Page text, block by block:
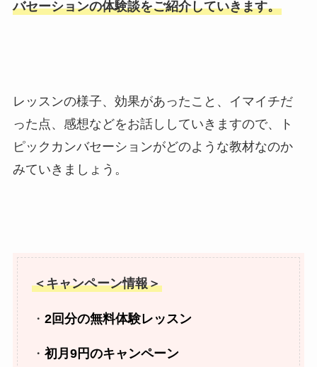
バセーションの体験談をご紹介していきます。
レッスンの様子、効果があったこと、イマイチだ
った点、感想などをお話ししていきますので、ト
ピックカンバセーションがどのような教材なのか
みていきましょう。
＜キャンペーン情報＞
・ 2回分の無料体験レッスン
・ 初月9円のキャンペーン